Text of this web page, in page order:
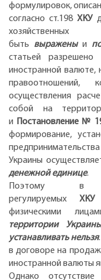
формулировок,
согласно ст.198ХКУ
быть выраженыи
статьей разрешено
иностранной валюте,
осуществления
собой на
и
Постановление №
формирование,
Украины
денежной единице.
Поэтому в
регулируемых ХКУ
физическими
территории
устанавливать нельзя
в договоре на
иностранной валюты
Однако